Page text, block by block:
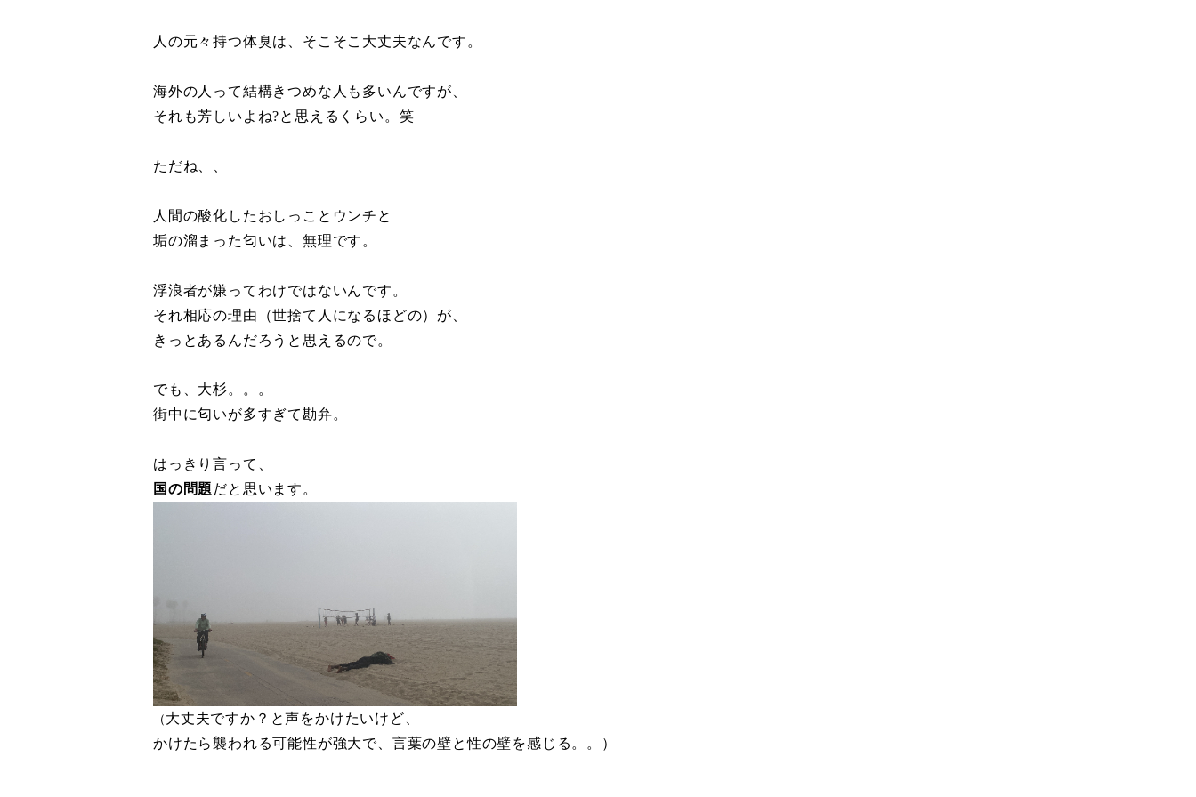
人の元々持つ体臭は、そこそこ大丈夫なんです。
海外の人って結構きつめな人も多いんですが、
それも芳しいよね?と思えるくらい。笑
ただね、、
人間の酸化したおしっことウンチと
垢の溜まった匂いは、無理です。
浮浪者が嫌ってわけではないんです。
それ相応の理由（世捨て人になるほどの）が、
きっとあるんだろうと思えるので。
でも、大杉。。。
街中に匂いが多すぎて勘弁。
はっきり言って、
国の問題だと思います。
（ 大丈夫ですか？と声をかけたいけど、
かけたら襲われる可能性が強大で、言葉の壁と性の壁を感じる。。）